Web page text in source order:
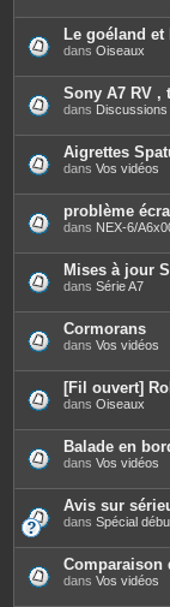
Le goéland et
dans Oiseaux
Sony A7 RV ,
dans
Aigrettes
dans Vos vidéos
problème
dans NEX-6/
Mises à jour
dans Série A7
Cormorans
dans Vos vidéos
[Fil ouvert]
dans Oiseaux
Balade en
dans Vos vidéos
Avis sur
dans Spécial
Comparaison
dans Vos vidéos